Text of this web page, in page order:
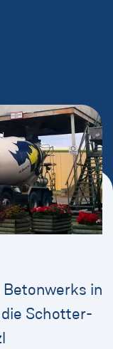
in
Schotter-